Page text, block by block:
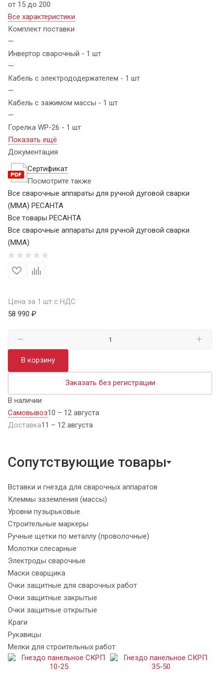
от 15 до 200
Все характеристики
Комплект поставки
—
Инвертор сварочный - 1 шт
—
Кабель с электрододержателем - 1 шт
—
Кабель с зажимом массы - 1 шт
—
Горелка WP-26 - 1 шт
Показать ещё
Документация
Сертификат
Посмотрите также
Все сварочные аппараты для ручной дуговой сварки
(MMA) РЕСАНТА
Все товары РЕСАНТА
Все сварочные аппараты для ручной дуговой сварки
(MMA)
Цена за 1 шт с НДС
58 990 ₽
В корзину
Заказать без регистрации
В наличии
Самовывоз10 – 12 августа
Доставка11 – 12 августа
Сопутствующие товары
Вставки и гнезда для сварочных аппаратов
Клеммы заземления (массы)
Уровни пузырьковые
Строительные маркеры
Ручные щетки по металлу (проволочные)
Молотки слесарные
Электроды сварочные
Маски сварщика
Очки защитные для сварочных работ
Очки защитные закрытые
Очки защитные открытые
Краги
Рукавицы
Мелки для строительных работ